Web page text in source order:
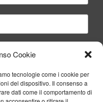
Cookie
tecnologie come i cookie per
del dispositivo. Il consenso a
dati come il comportamento di